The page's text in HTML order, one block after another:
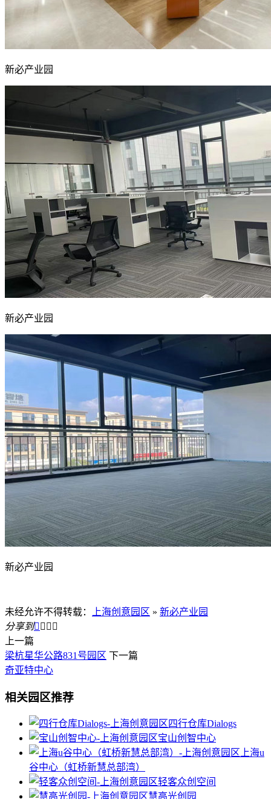
新必产业园
新必产业园
新必产业园
未经允许不得转载： 上海创意园区 » 新必产业园
分享到   
上一篇
梁杭星华公路831号园区 下一篇
奇亚特中心
相关园区推荐
四行仓库Dialogs
宝山创智中心
上海u
谷中心（虹桥新慧总部湾）
轻客众创空间
慧高光创园